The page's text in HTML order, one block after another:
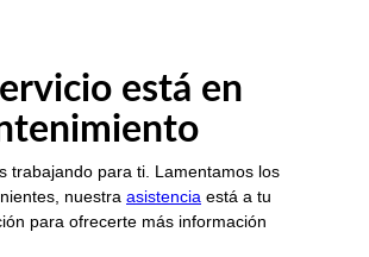
está en
trabajando para ti. Lamentamos los
nuestra asistencia está a tu
para ofrecerte más información